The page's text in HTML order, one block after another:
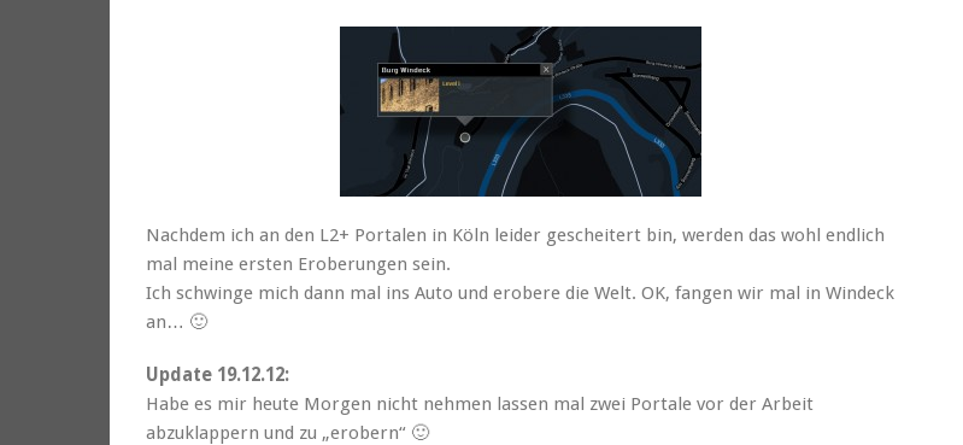
Nachdem ich an den L2+ Portalen in Köln leider gescheitert bin, werden das wohl endlich
mal meine ersten Eroberungen sein.
Ich schwinge mich dann mal ins Auto und erobere die Welt. OK, fangen wir mal in Windeck
an… 🙂
Update 19.12.12:
Habe es mir heute Morgen nicht nehmen lassen mal zwei Portale vor der Arbeit
abzuklappern und zu „erobern“ 🙂